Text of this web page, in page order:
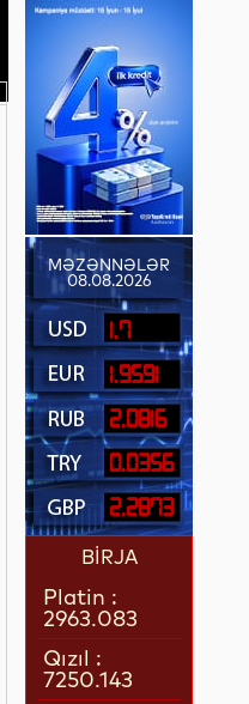
MƏZƏNNƏLƏR
08.08.2026
1.7
1.9591
2.0816
0.0356
2.2873
BİRJA
Platin :
2963.083
Qızıl :
7250.143